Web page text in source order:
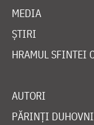
MEDIA
ȘTIRI
HRAMUL SFINTEI
AUTORI
PĂRINȚI